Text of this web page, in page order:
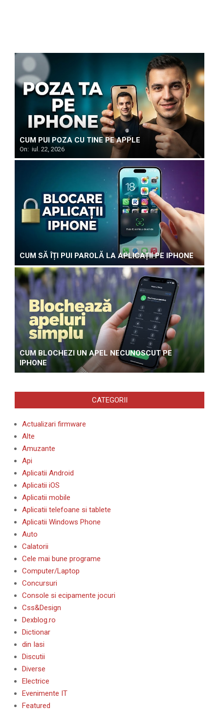
CUM PUI POZA CU TINE PE APPLE
On: iul. 22, 2026
CUM SĂ ÎȚI PUI PAROLĂ LA APLICAȚII PE IPHONE
CUM BLOCHEZI UN APEL NECUNOSCUT PE
IPHONE
CATEGORII
Actualizari firmware
Alte
Amuzante
Api
Aplicatii Android
Aplicatii iOS
Aplicatii mobile
Aplicatii telefoane si tablete
Aplicatii Windows Phone
Auto
Calatorii
Cele mai bune programe
Computer/Laptop
Concursuri
Console si ecipamente jocuri
Css&Design
Dexblog.ro
Dictionar
din Iasi
Discutii
Diverse
Electrice
Evenimente IT
Featured